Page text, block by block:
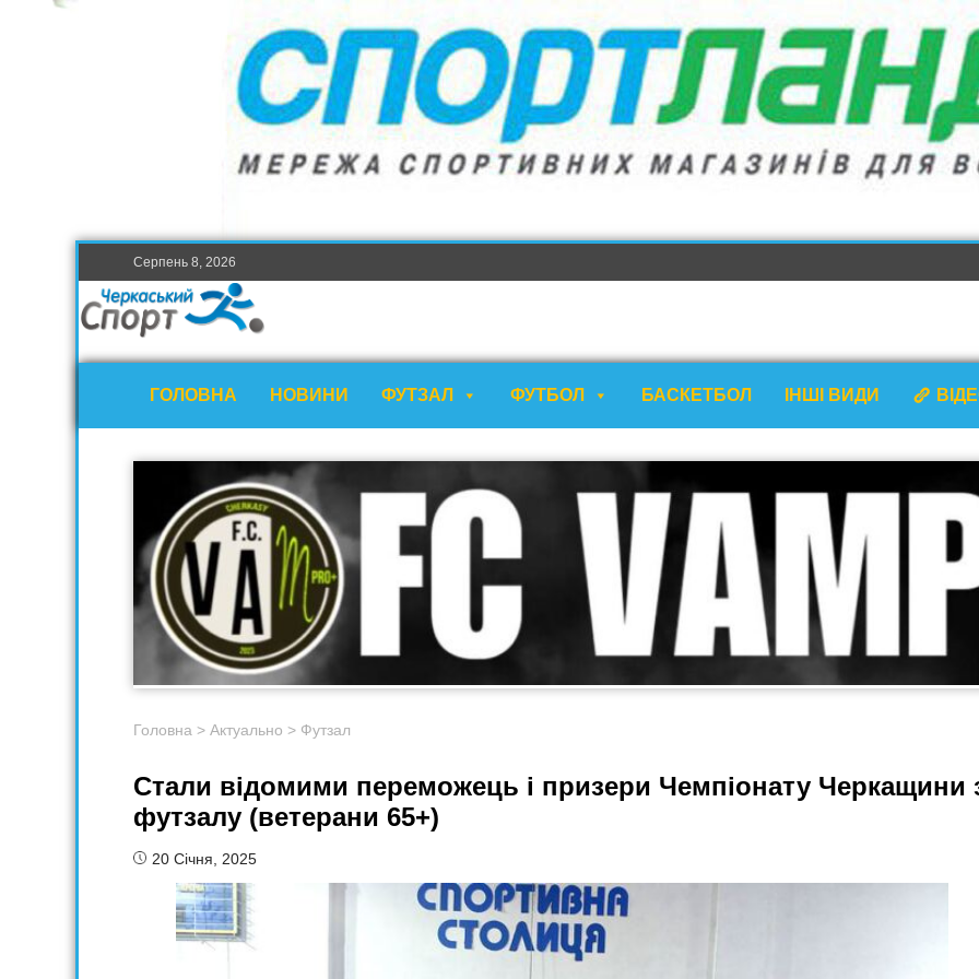
Серпень 8, 2026
ГОЛОВНА НОВИНИ ФУТЗАЛ ФУТБОЛ БАСКЕТБОЛ ІНШІ ВИДИ
Головна > Актуально > Футзал
Стали відомими переможець і призери Чемпіонату Черкащини
футзалу (ветерани 65+)
20 Січня, 2025